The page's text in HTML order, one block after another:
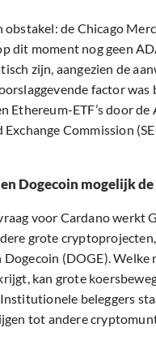
obstakel: de Chicago
dit moment nog geen
zijn, aangezien de
factor was
Ethereum-ETF’s door de
Exchange Commission
en Dogecoin mogelijk
voor Cardano werkt
grote
Dogecoin (DOGE). Welke
kan grote
beleggers
tot andere